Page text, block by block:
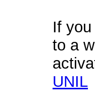
If
to a
UNIL